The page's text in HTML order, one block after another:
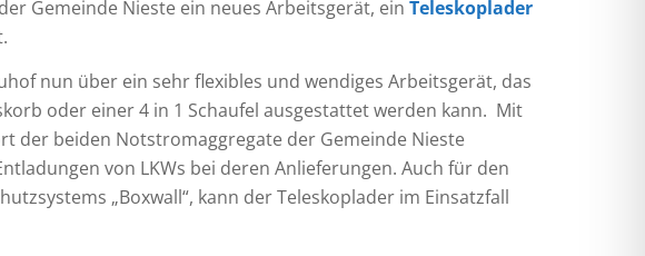
Gemeinde Nieste ein neues Arbeitsgerät, ein Teleskoplader
nun über ein sehr flexibles und wendiges Arbeitsgerät, das
oder einer 4 in 1 Schaufel ausgestattet werden kann. Mit
der beiden Notstromaggregate der Gemeinde Nieste
von LKWs bei deren Anlieferungen. Auch für den
„Boxwall“, kann der Teleskoplader im Einsatzfall